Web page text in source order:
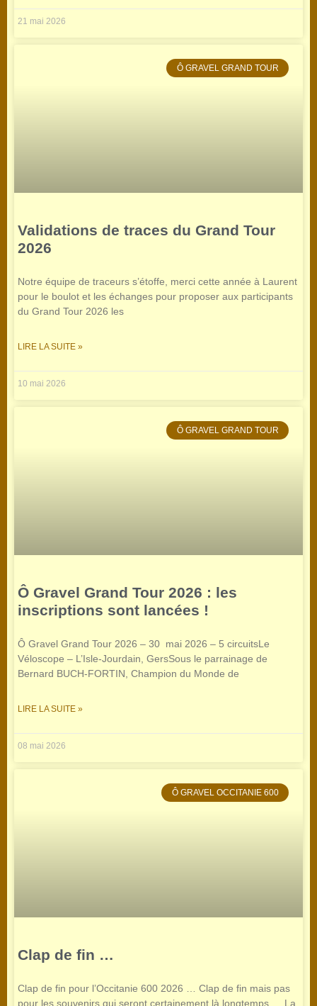
21 mai 2026
Ô GRAVEL GRAND TOUR
Validations de traces du Grand Tour
2026
Notre équipe de traceurs s’étoffe, merci cette année à Laurent
pour le boulot et les échanges pour proposer aux participants
du Grand Tour 2026 les
LIRE LA SUITE »
10 mai 2026
Ô GRAVEL GRAND TOUR
Ô Gravel Grand Tour 2026 : les
inscriptions sont lancées !
Ô Gravel Grand Tour 2026 – 30 mai 2026 – 5 circuitsLe
Véloscope – L’Isle-Jourdain, GersSous le parrainage de
Bernard BUCH-FORTIN, Champion du Monde de
LIRE LA SUITE »
08 mai 2026
Ô GRAVEL OCCITANIE 600
Clap de fin …
Clap de fin pour l’Occitanie 600 2026 … Clap de fin mais pas
pour les souvenirs qui seront certainement là longtemps … La